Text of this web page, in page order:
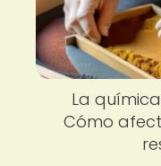
La
Cómo